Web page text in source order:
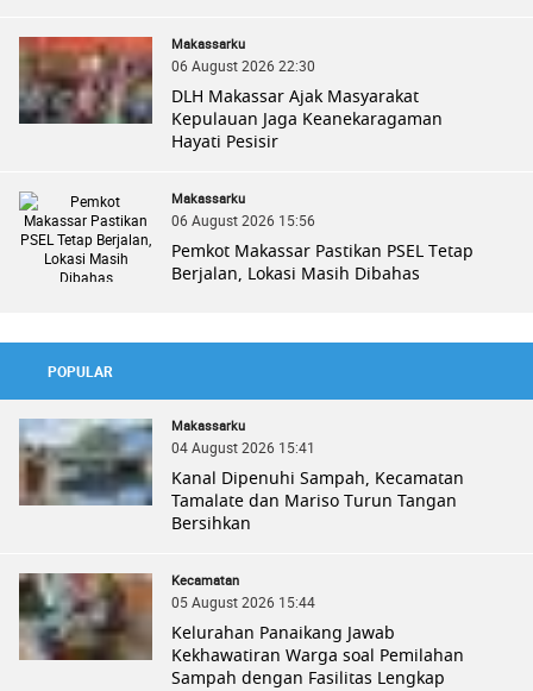
Makassarku
06 August 2026 22:30
DLH Makassar Ajak Masyarakat
Kepulauan Jaga Keanekaragaman
Hayati Pesisir
Makassarku
06 August 2026 15:56
Pemkot Makassar Pastikan PSEL Tetap
Berjalan, Lokasi Masih Dibahas
POPULAR
Makassarku
04 August 2026 15:41
Kanal Dipenuhi Sampah, Kecamatan
Tamalate dan Mariso Turun Tangan
Bersihkan
Kecamatan
05 August 2026 15:44
Kelurahan Panaikang Jawab
Kekhawatiran Warga soal Pemilahan
Sampah dengan Fasilitas Lengkap